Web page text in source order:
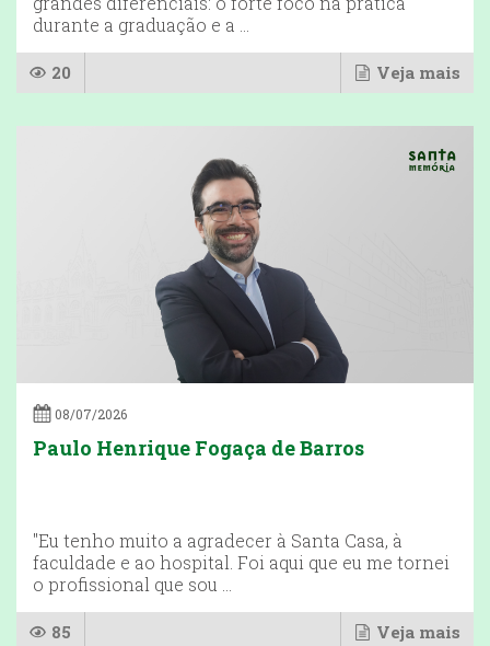
durante a graduação e a ...
20 Veja mais
08/07/2026
Paulo Henrique Fogaça de Barros
"Eu tenho muito a agradecer à Santa Casa, à
faculdade e ao hospital. Foi aqui que eu me tornei
o profissional que sou ...
85 Veja mais